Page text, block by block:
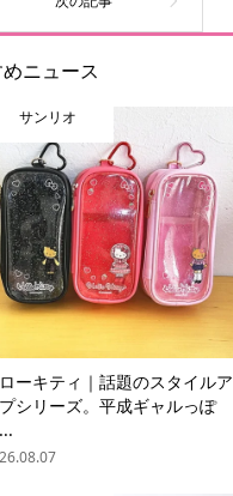
ニュース
サンリオ
ーキティ｜話題のスタイルア
シリーズ。平成ギャルっぽ